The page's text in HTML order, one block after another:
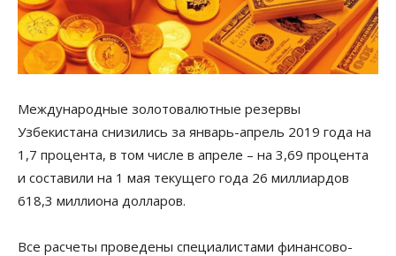
Международные золотовалютные резервы
Узбекистана снизились за январь-апрель 2019 года на
1,7 процента, в том числе в апреле – на 3,69 процента
и составили на 1 мая текущего года 26 миллиардов
618,3 миллиона долларов.
Все расчеты проведены специалистами финансово-